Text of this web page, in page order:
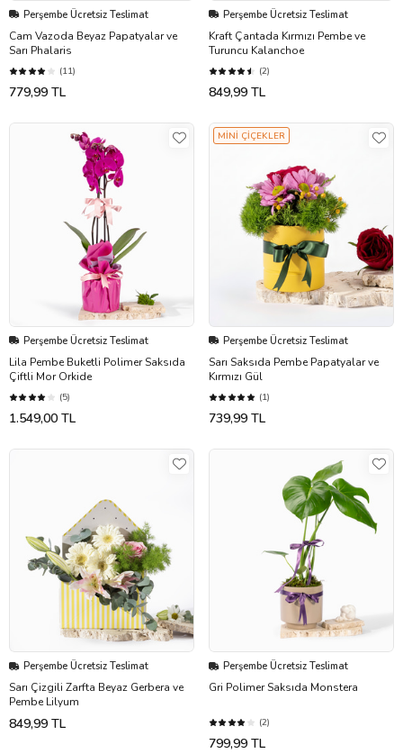
Perşembe Ücretsiz Teslimat
Cam Vazoda Beyaz Papatyalar ve
Sarı Phalaris
(11)
779,99 TL
Perşembe Ücretsiz Teslimat
Kraft Çantada Kırmızı Pembe ve
Turuncu Kalanchoe
(2)
849,99 TL
Perşembe Ücretsiz Teslimat
Lila Pembe Buketli Polimer Saksıda
Çiftli Mor Orkide
(5)
1.549,00 TL
MİNİ ÇİÇEKLER
Perşembe Ücretsiz Teslimat
Sarı Saksıda Pembe Papatyalar ve
Kırmızı Gül
(1)
739,99 TL
Perşembe Ücretsiz Teslimat
Sarı Çizgili Zarfta Beyaz Gerbera ve
Pembe Lilyum
849,99 TL
Perşembe Ücretsiz Teslimat
Gri Polimer Saksıda Monstera
(2)
799,99 TL